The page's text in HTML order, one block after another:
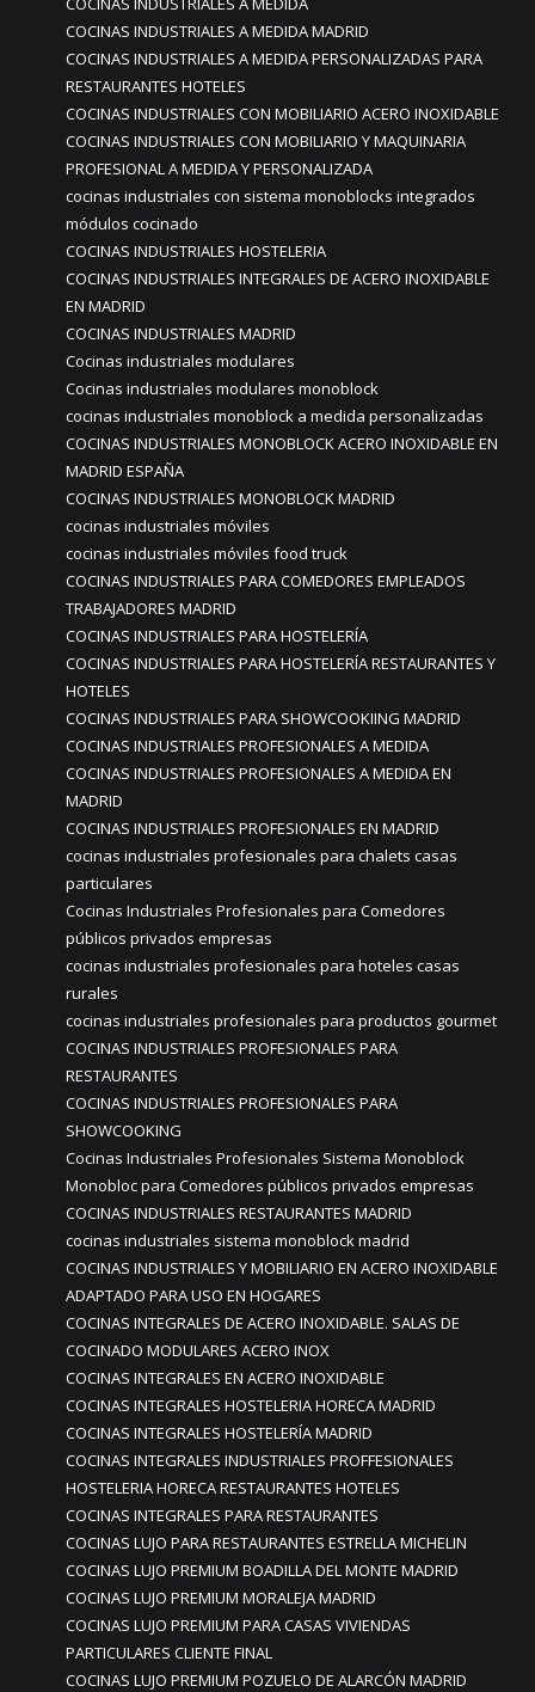
COCINAS INDUSTRIALES A MEDIDA MADRID
COCINAS INDUSTRIALES A MEDIDA PERSONALIZADAS PARA
RESTAURANTES HOTELES
COCINAS INDUSTRIALES CON MOBILIARIO ACERO INOXIDABLE
COCINAS INDUSTRIALES CON MOBILIARIO Y MAQUINARIA
PROFESIONAL A MEDIDA Y PERSONALIZADA
cocinas industriales con sistema monoblocks integrados
módulos cocinado
COCINAS INDUSTRIALES HOSTELERIA
COCINAS INDUSTRIALES INTEGRALES DE ACERO INOXIDABLE
EN MADRID
COCINAS INDUSTRIALES MADRID
Cocinas industriales modulares
Cocinas industriales modulares monoblock
cocinas industriales monoblock a medida personalizadas
COCINAS INDUSTRIALES MONOBLOCK ACERO INOXIDABLE EN
MADRID ESPAÑA
COCINAS INDUSTRIALES MONOBLOCK MADRID
cocinas industriales móviles
cocinas industriales móviles food truck
COCINAS INDUSTRIALES PARA COMEDORES EMPLEADOS
TRABAJADORES MADRID
COCINAS INDUSTRIALES PARA HOSTELERÍA
COCINAS INDUSTRIALES PARA HOSTELERÍA RESTAURANTES Y
HOTELES
COCINAS INDUSTRIALES PARA SHOWCOOKIING MADRID
COCINAS INDUSTRIALES PROFESIONALES A MEDIDA
COCINAS INDUSTRIALES PROFESIONALES A MEDIDA EN
MADRID
COCINAS INDUSTRIALES PROFESIONALES EN MADRID
cocinas industriales profesionales para chalets casas
particulares
Cocinas Industriales Profesionales para Comedores
públicos privados empresas
cocinas industriales profesionales para hoteles casas
rurales
cocinas industriales profesionales para productos gourmet
COCINAS INDUSTRIALES PROFESIONALES PARA
RESTAURANTES
COCINAS INDUSTRIALES PROFESIONALES PARA
SHOWCOOKING
Cocinas Industriales Profesionales Sistema Monoblock
Monobloc para Comedores públicos privados empresas
COCINAS INDUSTRIALES RESTAURANTES MADRID
cocinas industriales sistema monoblock madrid
COCINAS INDUSTRIALES Y MOBILIARIO EN ACERO INOXIDABLE
ADAPTADO PARA USO EN HOGARES
COCINAS INTEGRALES DE ACERO INOXIDABLE. SALAS DE
COCINADO MODULARES ACERO INOX
COCINAS INTEGRALES EN ACERO INOXIDABLE
COCINAS INTEGRALES HOSTELERIA HORECA MADRID
COCINAS INTEGRALES HOSTELERÍA MADRID
COCINAS INTEGRALES INDUSTRIALES PROFFESIONALES
HOSTELERIA HORECA RESTAURANTES HOTELES
COCINAS INTEGRALES PARA RESTAURANTES
COCINAS LUJO PARA RESTAURANTES ESTRELLA MICHELIN
COCINAS LUJO PREMIUM BOADILLA DEL MONTE MADRID
COCINAS LUJO PREMIUM MORALEJA MADRID
COCINAS LUJO PREMIUM PARA CASAS VIVIENDAS
PARTICULARES CLIENTE FINAL
COCINAS LUJO PREMIUM POZUELO DE ALARCÓN MADRID